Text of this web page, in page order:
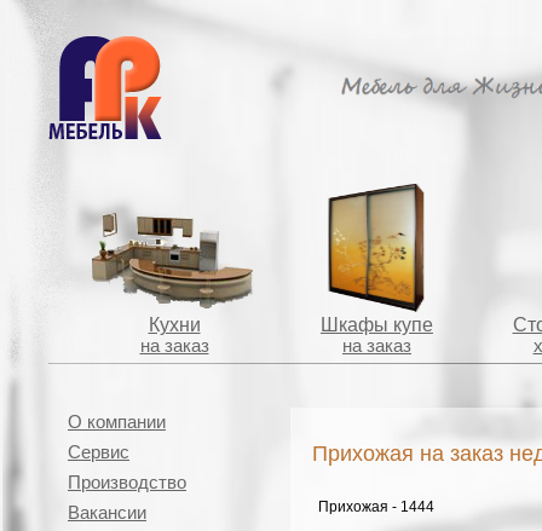
Кухни
на заказ
Шкафы купе
на заказ
О компании
Сервис
Производство
Вакансии
Прихожая на заказ
Прихожая - 1444